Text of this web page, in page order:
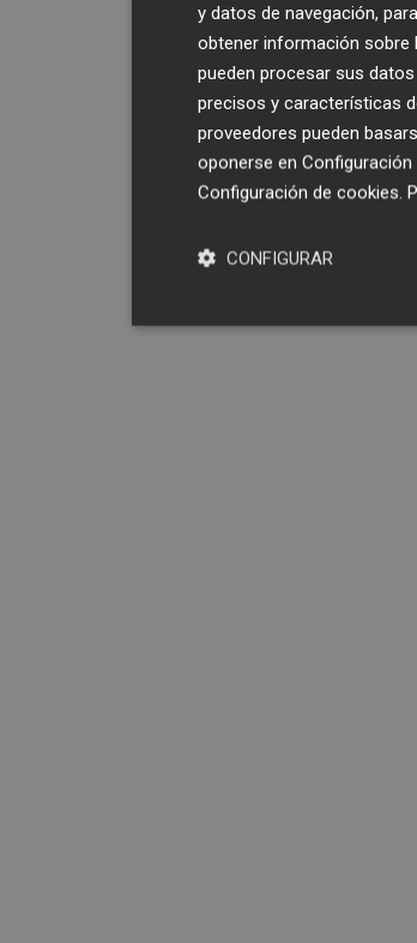
y datos de navegación,
obtener información sobre
pueden procesar sus
precisos y características
proveedores pueden
oponerse en Configuración
Configuración de cookies.
CONFIGURAR